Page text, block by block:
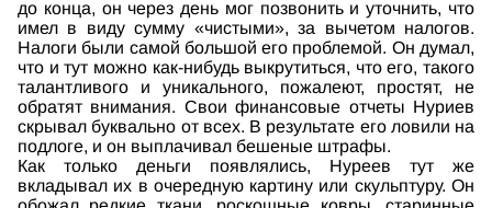
до конца, он через день мог позвонить и уточнить, что
имел в виду сумму «чистыми», за вычетом налогов.
Налоги были самой большой его проблемой. Он думал,
что и тут можно как-нибудь выкрутиться, что его, такого
талантливого и уникального, пожалеют, простят, не
обратят внимания. Свои финансовые отчеты Нуриев
скрывал буквально от всех. В результате его ловили на
подлоге, и он выплачивал бешеные штрафы.
Как только деньги появлялись, Нуреев тут же
вкладывал их в очередную картину или скульптуру. Он